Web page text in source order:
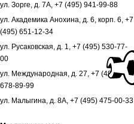
ул. Зорге, д. 7А, +7 (495) 941-99-88
ул. Академика Анохина, д. 6, корп. 6, +7
(495) 651-12-34
ул. Русаковская, д. 1, +7 (495) 530-77-
00
ул. Международная, д. 27, +7 (495)
678-89-99
ул. Малыгина, д. 8А, +7 (495) 475-00-33